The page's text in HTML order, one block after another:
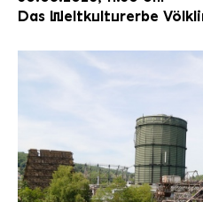
Das Weltkulturerbe